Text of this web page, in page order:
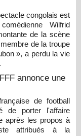
congolais est
Wilfrid
de la scène
de la troupe
», a perdu la vie
annonce une
de football
de porter l'affaire
après les propos à
attribués à la